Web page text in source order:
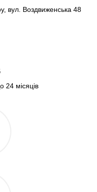
вул. Воздвиженська 48
24 місяців